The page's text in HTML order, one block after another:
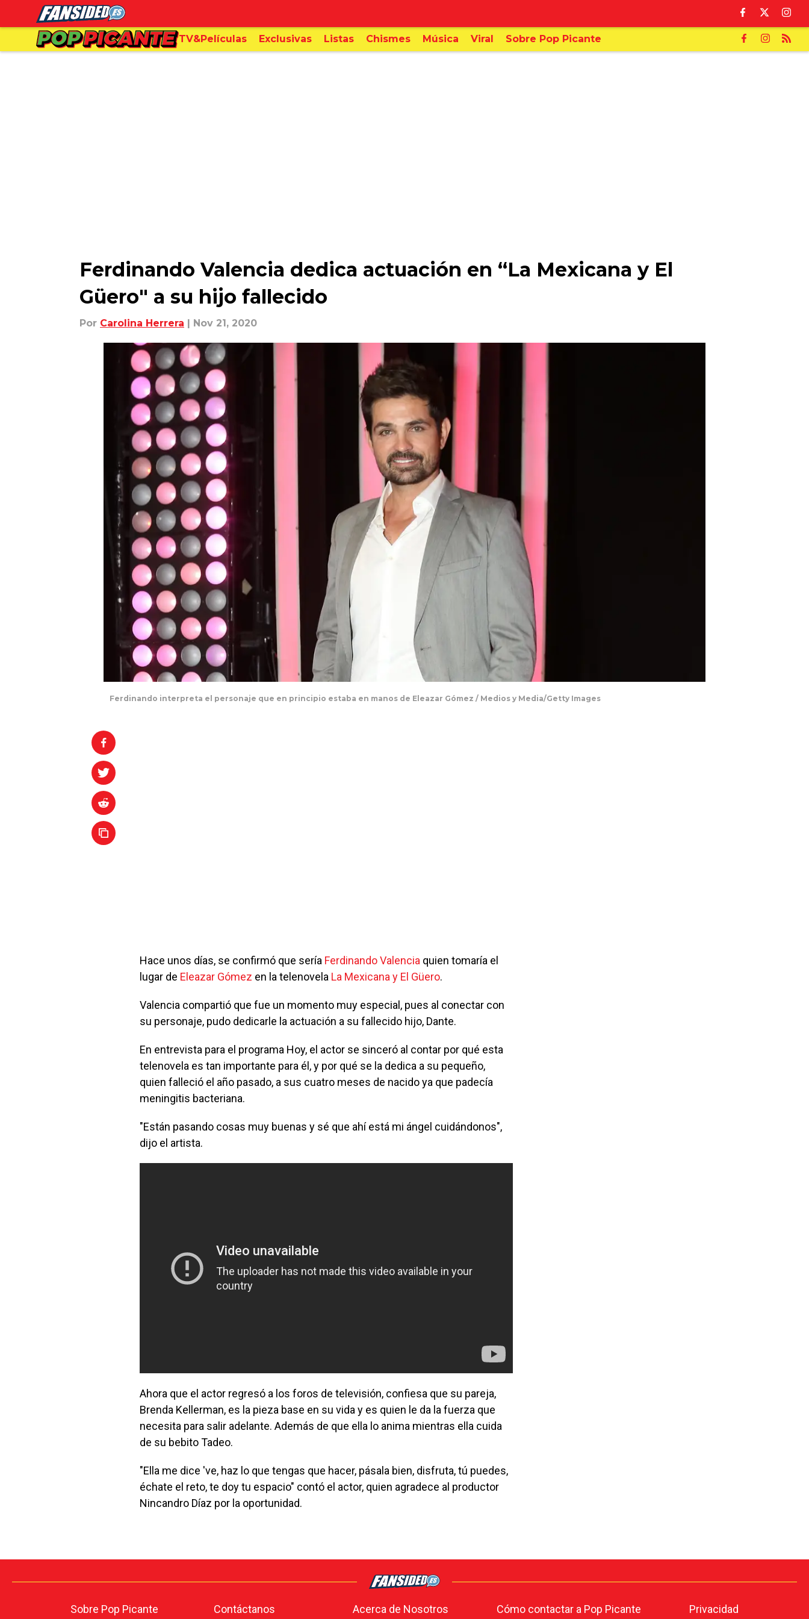
TV&Películas Exclusivas Listas Chismes Música Viral Sobre Pop Picante
Ferdinando Valencia dedica actuación en “La Mexicana y El
Güero" a su hijo fallecido
Por Carolina Herrera | Nov 21, 2020
Ferdinando interpreta el personaje que en principio estaba en manos de Eleazar Gómez / Medios y Media/Getty Images
Hace unos días, se confirmó que sería Ferdinando Valencia quien tomaría el
lugar de Eleazar Gómez en la telenovela La Mexicana y El Güero.
Valencia compartió que fue un momento muy especial, pues al conectar con
su personaje, pudo dedicarle la actuación a su fallecido hijo, Dante.
En entrevista para el programa Hoy, el actor se sinceró al contar por qué esta
telenovela es tan importante para él, y por qué se la dedica a su pequeño,
quien falleció el año pasado, a sus cuatro meses de nacido ya que padecía
meningitis bacteriana.
"Están pasando cosas muy buenas y sé que ahí está mi ángel cuidándonos",
dijo el artista.
Ahora que el actor regresó a los foros de televisión, confiesa que su pareja,
Brenda Kellerman, es la pieza base en su vida y es quien le da la fuerza que
necesita para salir adelante. Además de que ella lo anima mientras ella cuida
de su bebito Tadeo.
"Ella me dice 've, haz lo que tengas que hacer, pásala bien, disfruta, tú puedes,
échate el reto, te doy tu espacio" contó el actor, quien agradece al productor
Nincandro Díaz por la oportunidad.
Sobre Pop Picante Contáctanos Acerca de Nosotros Cómo contactar a Pop Picante Privacidad